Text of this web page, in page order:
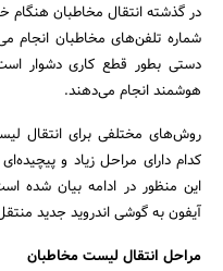
در گذشته‌ انتقال مخاطبان
شماره تلفن‌های مخاطبان
دستی بطور قطع کاری دشوار
هوشمند انجام می‌دهند.
روش‌های مختلفی برای انتقال
کدام دارای مراحل زیاد و
این منظور در ادامه بیان شده
آیفون به گوشی اندروید جدید
مراحل انتقال لیست مخاطبان